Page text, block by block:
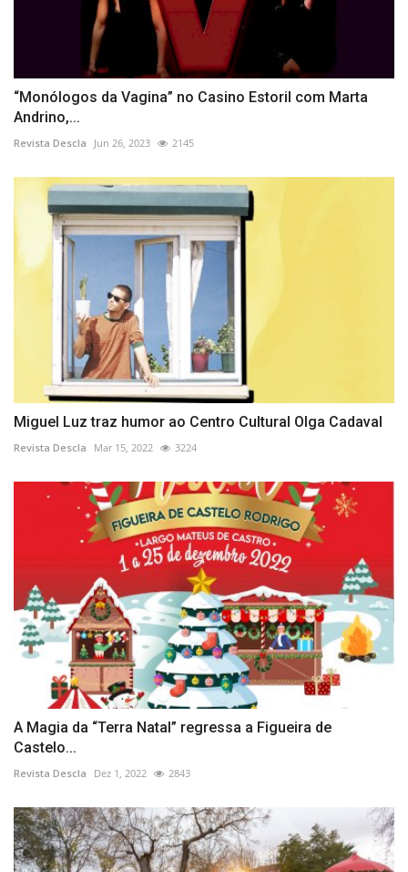
“Monólogos da Vagina” no Casino Estoril com Marta
Andrino,...
Revista Descla Jun 26, 2023 2145
Miguel Luz traz humor ao Centro Cultural Olga Cadaval
Revista Descla Mar 15, 2022 3224
A Magia da “Terra Natal” regressa a Figueira de
Castelo...
Revista Descla Dez 1, 2022 2843